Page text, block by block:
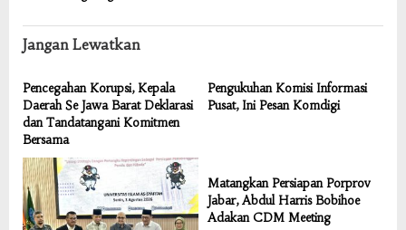
Jangan Lewatkan
Pencegahan Korupsi, Kepala
Daerah Se Jawa Barat Deklarasi
dan Tandatangani Komitmen
Bersama
Pengukuhan Komisi Informasi
Pusat, Ini Pesan Komdigi
Matangkan Persiapan Porprov
Jabar, Abdul Harris Bobihoe
Adakan CDM Meeting